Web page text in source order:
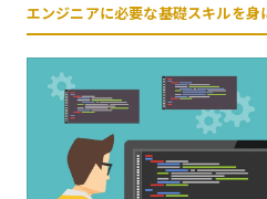
エンジニアに必要な基礎スキルを身